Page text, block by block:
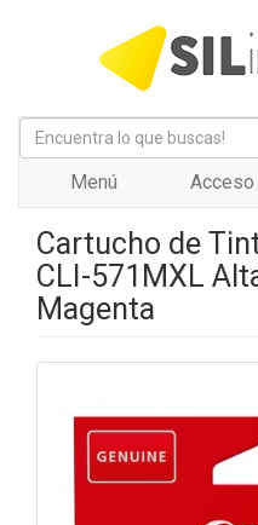
Menú Acceso
Cartucho de
CLI-571MXL
Magenta